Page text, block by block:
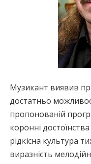
Музикант виявив
достатньо
пропонованій
коронні
рідкісна культура
виразність